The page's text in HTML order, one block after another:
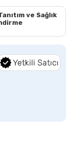
ve Sağlık